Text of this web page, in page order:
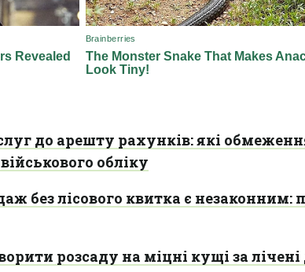
до арешту рахунків: які
обліку
без лісового квитка є незаконним:
розсаду на міцні кущі за лічені